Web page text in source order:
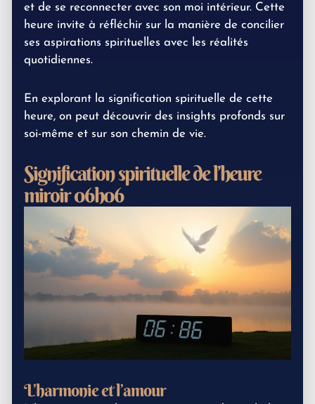
et de se reconnecter avec son moi intérieur. Cette
heure invite à réfléchir sur la manière de concilier
ses aspirations spirituelles avec les réalités
quotidiennes.
En explorant la signification spirituelle de cette
heure, on peut découvrir des insights profonds sur
soi-même et sur son chemin de vie.
Signification spirituelle de l’heure
miroir 06h06
L’harmonie et l’amour